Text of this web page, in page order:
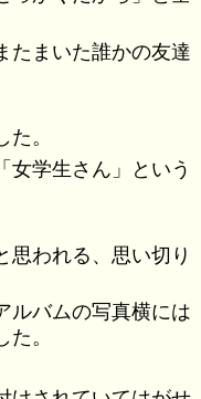
たまいた誰かの友達
。
女学生さん」という
思われる、思い切り
ルバムの写真横には
。